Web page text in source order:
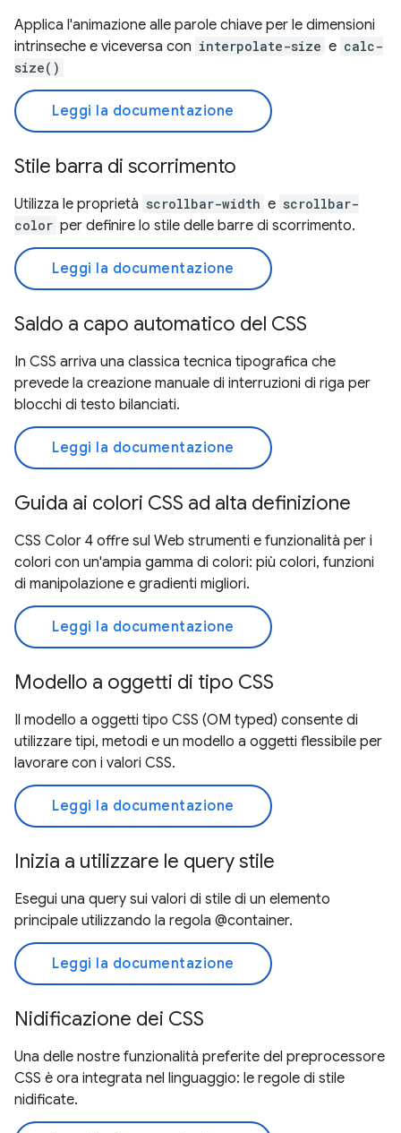
Applica l'animazione alle parole chiave per le dimensioni
intrinseche e viceversa con interpolate-size e calc-
size()
Leggi la documentazione
Stile barra di scorrimento
Utilizza le proprietà scrollbar-width e scrollbar-
color per definire lo stile delle barre di scorrimento.
Leggi la documentazione
Saldo a capo automatico del CSS
In CSS arriva una classica tecnica tipografica che
prevede la creazione manuale di interruzioni di riga per
blocchi di testo bilanciati.
Leggi la documentazione
Guida ai colori CSS ad alta definizione
CSS Color 4 offre sul Web strumenti e funzionalità per i
colori con un'ampia gamma di colori: più colori, funzioni
di manipolazione e gradienti migliori.
Leggi la documentazione
Modello a oggetti di tipo CSS
Il modello a oggetti tipo CSS (OM typed) consente di
utilizzare tipi, metodi e un modello a oggetti flessibile per
lavorare con i valori CSS.
Leggi la documentazione
Inizia a utilizzare le query stile
Esegui una query sui valori di stile di un elemento
principale utilizzando la regola @container.
Leggi la documentazione
Nidificazione dei CSS
Una delle nostre funzionalità preferite del preprocessore
CSS è ora integrata nel linguaggio: le regole di stile
nidificate.